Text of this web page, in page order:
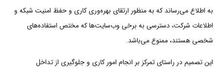
به اطلاع می‌رساند که به منظور ارتقای بهره‌وری کاری و حفظ امنیت شبکه و
اطلاعات شرکت، دسترسی به برخی وب‌سایت‌ها که مختص استفاده‌های
شخصی هستند، ممنوع می‌باشد.
این تصمیم در راستای تمرکز بر انجام امور کاری و جلوگیری از تداخل